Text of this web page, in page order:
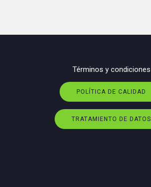
Términos y condiciones
POLÍTICA DE CALIDAD
TRATAMIENTO DE DATOS